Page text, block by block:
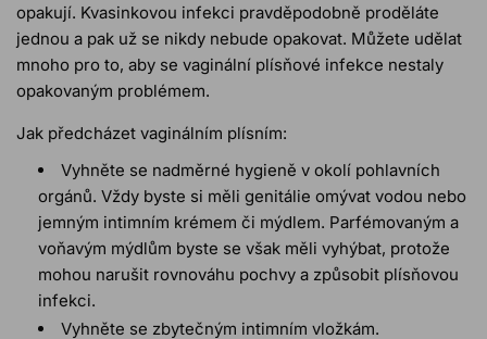
opakují. Kvasinkovou infekci pravděpodobně proděláte
jednou a pak už se nikdy nebude opakovat. Můžete udělat
mnoho pro to, aby se vaginální plísňové infekce nestaly
opakovaným problémem.
Jak předcházet vaginálním plísním:
Vyhněte se nadměrné hygieně v okolí pohlavních
orgánů. Vždy byste si měli genitálie omývat vodou nebo
jemným intimním krémem či mýdlem. Parfémovaným a
voňavým mýdlům byste se však měli vyhýbat, protože
mohou narušit rovnováhu pochvy a způsobit plísňovou
infekci.
Vyhněte se zbytečným intimním vložkám.